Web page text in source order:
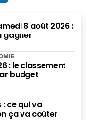
8 août 2026 :
gagner
: le classement
budget
: ce qui va
ça va coûter